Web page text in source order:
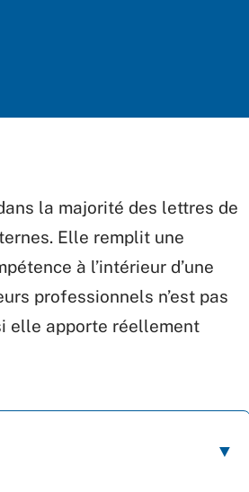
la majorité des lettres de
Elle remplit une
à l’intérieur d’une
professionnels n’est pas
elle apporte réellement